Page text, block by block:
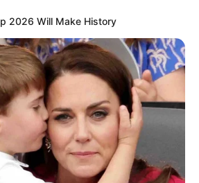
2026 Will Make History